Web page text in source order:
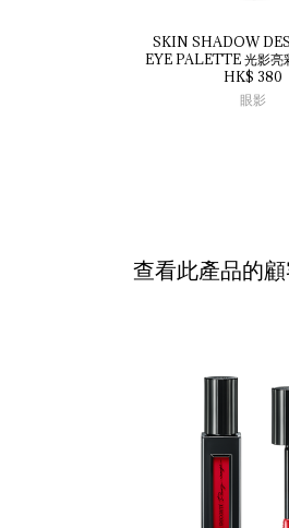
SKIN SHADOW
EYE PALETTE 光影亮
HK$ 380
眼影
查看此產品的